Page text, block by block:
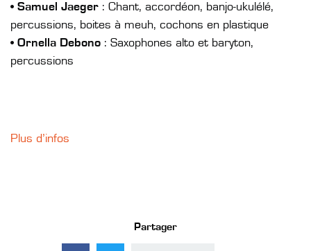
• Samuel Jaeger : Chant, accordéon, banjo-ukulélé,
percussions, boites à meuh, cochons en plastique
• Ornella Debono : Saxophones alto et baryton,
percussions
Plus d’infos
Partager